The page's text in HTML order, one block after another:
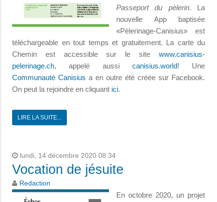
Passeport du pèlerin. La
nouvelle App baptisée
«Pèlerinage-Canisius» est
téléchargeable en tout temps et gratuitement. La carte du
Chemin est accessible sur le site www.canisius-
pelerinage.ch, appelé aussi canisius.world! Une
Communauté Canisius a en outre été créée sur Facebook.
On peut la rejoindre en cliquant ici.
LIRE LA SUITE...
lundi, 14 décembre 2020 08:34
Vocation de jésuite
Redaction
En octobre 2020, un projet